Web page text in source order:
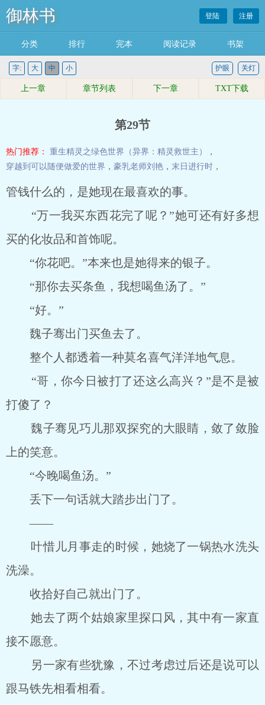
御林书 登陆 注册
分类 排行 完本 阅读记录 书架
字: 大 中 小 关灯
护眼
上一章 章节列表 下一章 TXT下载
第29节
热门推荐： 重生精灵之绿色世界（异界：精灵救世主）
，
穿越到可以随便做爱的世界 ， 豪乳老师刘艳 ， 末日进行时 ，
管钱什么的，是她现在最喜欢的事。
“万一我买东西花完了呢？”她可还有好多想
买的化妆品和首饰呢。
“你花吧。”本来也是她得来的银子。
“那你去买条鱼，我想喝鱼汤了。”
“好。”
魏子骞出门买鱼去了。
整个人都透着一种莫名喜气洋洋地气息。
“哥，你今日被打了还这么高兴？”是不是被
打傻了？
魏子骞见巧儿那双探究的大眼睛，敛了敛脸
上的笑意。
“今晚喝鱼汤。”
丢下一句话就大踏步出门了。
――
叶惜儿月事走的时候，她烧了一锅热水洗头
洗澡。
收拾好自己就出门了。
她去了两个姑娘家里探口风，其中有一家直
接不愿意。
另一家有些犹豫，不过考虑过后还是说可以
跟马铁先相看相看。